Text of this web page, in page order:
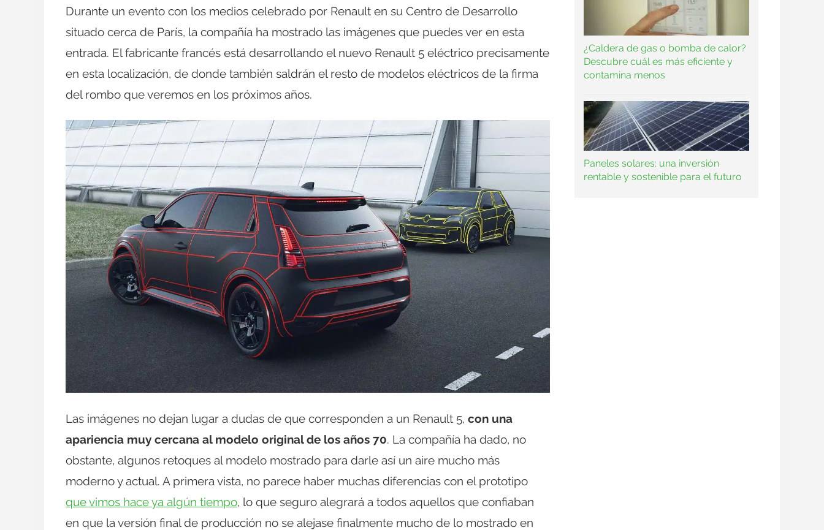
Durante un evento con los medios celebrado por Renault en su Centro de Desarrollo
situado cerca de París, la compañía ha mostrado las imágenes que puedes ver en esta
entrada. El fabricante francés está desarrollando el nuevo Renault 5 eléctrico precisamente
en esta localización, de donde también saldrán el resto de modelos eléctricos de la firma
del rombo que veremos en los próximos años.
Las imágenes no dejan lugar a dudas de que corresponden a un Renault 5, con una
apariencia muy cercana al modelo original de los años 70. La compañía ha dado, no
obstante, algunos retoques al modelo mostrado para darle así un aire mucho más
moderno y actual. A primera vista, no parece haber muchas diferencias con el prototipo
que vimos hace ya algún tiempo, lo que seguro alegrará a todos aquellos que confiaban
en que la versión final de producción no se alejase finalmente mucho de lo mostrado en
¿Caldera de gas o bomba de calor?
Descubre cuál es más eficiente y
contamina menos
Paneles solares: una inversión
rentable y sostenible para el futuro